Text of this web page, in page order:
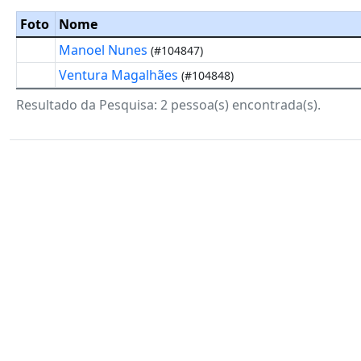
Foto Nome
Manoel Nunes (#104847)
Ventura Magalhães (#104848)
Resultado da Pesquisa: 2 pessoa(s) encontrada(s).